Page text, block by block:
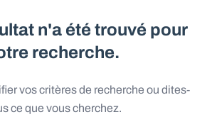
n'a été trouvé pour
recherche.
vos critères de recherche ou dites-
ce que vous cherchez.